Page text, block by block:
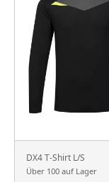
DX4 T-Shirt L/S
Über 100 auf Lager